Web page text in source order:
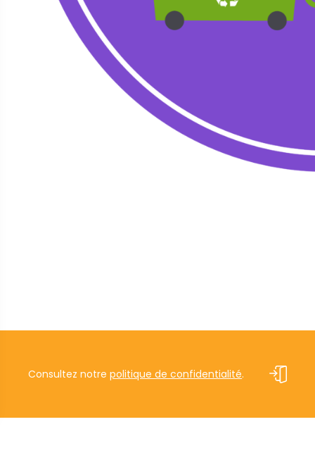
Consultez notrepolitique de confidentialité.